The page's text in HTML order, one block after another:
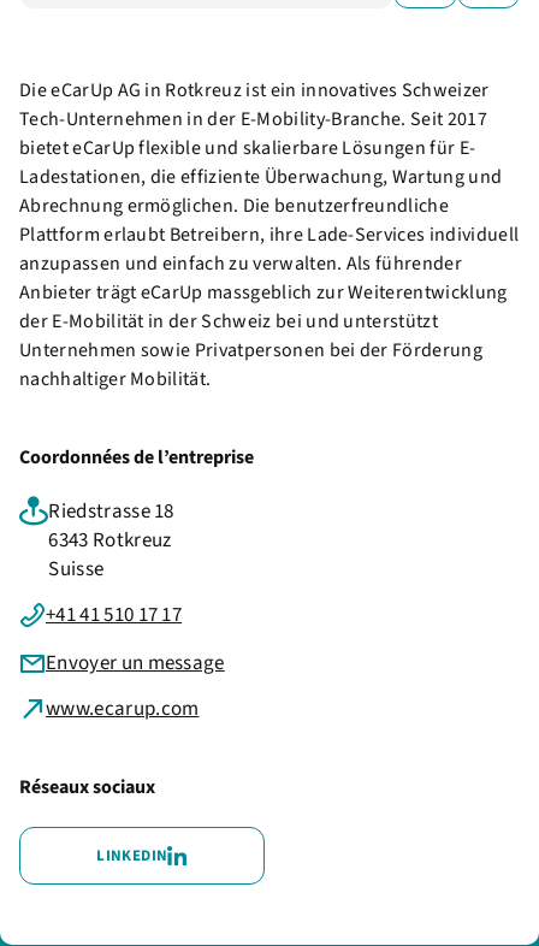
Die eCarUp AG in Rotkreuz ist ein innovatives Schweizer
Tech-Unternehmen in der E-Mobility-Branche. Seit 2017
bietet eCarUp flexible und skalierbare Lösungen für E-
Ladestationen, die effiziente Überwachung, Wartung und
Abrechnung ermöglichen. Die benutzerfreundliche
Plattform erlaubt Betreibern, ihre Lade-Services individuell
anzupassen und einfach zu verwalten. Als führender
Anbieter trägt eCarUp massgeblich zur Weiterentwicklung
der E-Mobilität in der Schweiz bei und unterstützt
Unternehmen sowie Privatpersonen bei der Förderung
nachhaltiger Mobilität.
Coordonnées de l’entreprise
Riedstrasse 18
6343 Rotkreuz
Suisse
+41 41 510 17 17
Envoyer un message
www.ecarup.com
Réseaux sociaux
LINKEDIN